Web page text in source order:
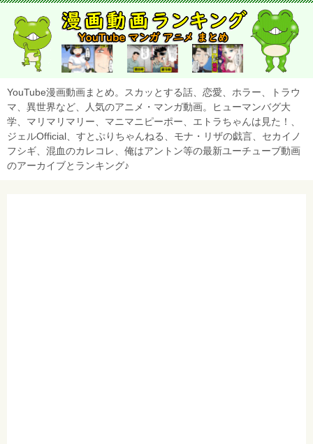
YouTube漫画動画まとめ。スカッとする話、恋愛、ホラー、トラウ
マ、異世界など、人気のアニメ・マンガ動画。ヒューマンバグ大
学、マリマリマリー、マニマニピーポー、エトラちゃんは見た！、
ジェルOfficial、すとぷりちゃんねる、モナ・リザの戯言、セカイノ
フシギ、混血のカレコレ、俺はアントン等の最新ユーチューブ動画
のアーカイブとランキング♪